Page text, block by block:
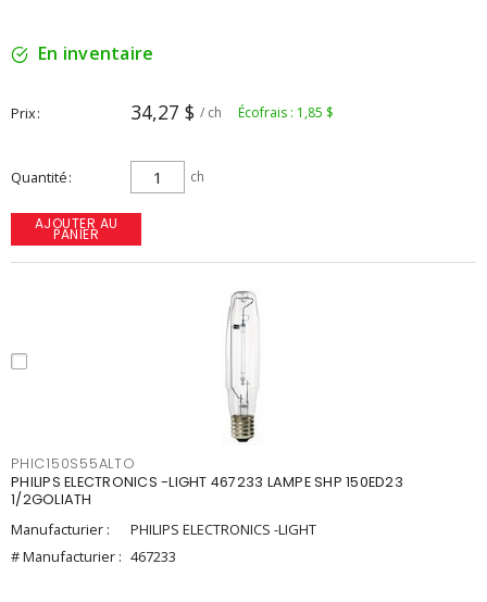
En inventaire
Prix 34,27 $ / ch Écofrais : 1,85 $
Quantité ch
AJOUTER AU
PANIER
PHIC150S55ALTO
PHILIPS ELECTRONICS -LIGHT 467233 LAMPE SHP 150ED23
1/2GOLIATH
Manufacturier :
PHILIPS ELECTRONICS -LIGHT
# Manufacturier : 467233